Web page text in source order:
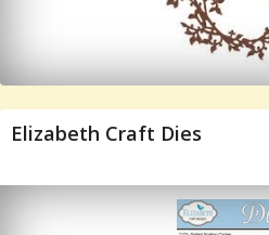
Elizabeth Craft Dies